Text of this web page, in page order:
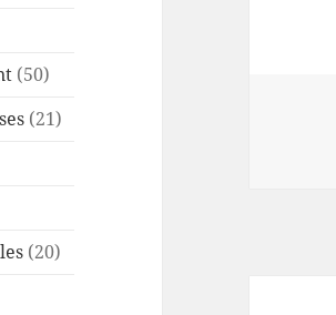
(50)
(21)
(20)